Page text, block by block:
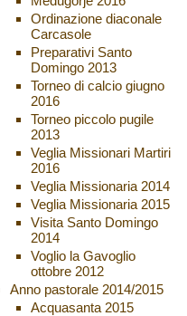
Ordinazione diaconale
Carcasole
Preparativi Santo
Domingo 2013
Torneo di calcio giugno
2016
Torneo piccolo pugile
2013
Veglia Missionari Martiri
2016
Veglia Missionaria 2014
Veglia Missionaria 2015
Visita Santo Domingo
2014
Voglio la Gavoglio
ottobre 2012
Anno pastorale 2014/2015
Acquasanta 2015